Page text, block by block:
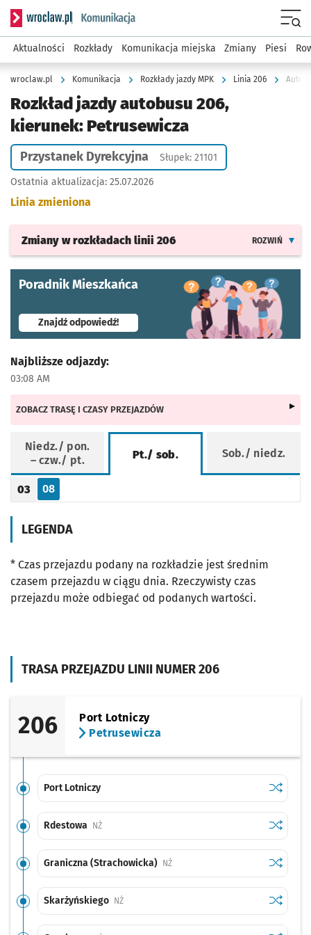
Serwis informacyjny wroclaw.pl podserwis: Komunikacja
Aktualności Rozkłady Komunikacja miejska Zmiany Piesi
wroclaw.pl Komunikacja Rozkłady jazdy MPK Linia 206
Rozkład jazdy autobusu 206,
kierunek: Petrusewicza
Przystanek Dyrekcyjna Słupek: 21101
Ostatnia aktualizacja: 25.07.2026
Linia zmieniona
Zmiany w rozkładach linii 206 ROZWIŃ
Poradnik Mieszkańca
Znajdź odpowiedź!- otworzy się w nowej karcie
TRASA PRZEJAZDU LINII NUMER 206
206
Port Lotniczy
Petrusewicza
Port Lotniczy Sprawdź
Port
Rdestowa NŻPrzystanek na życzenie Sprawdź
Graniczna (Strachowicka) NŻPrzystanek na życzenie Sprawdź
Skarżyńskiego NŻPrzystanek na życzenie Sprawdź
Najbliższe odjazdy:
03:08 AM
ZOBACZ TRASĘ I CZASY PRZEJAZDÓW
Niedz./ pon.
– czw./ pt.
Pt./ sob. Sob./ niedz.
Rozkład jazdy -
Godzina odjazdu
03
Odjazd
08
minut po godzinie 03
LEGENDA
* Czas przejazdu podany na rozkładzie jest średnim
czasem przejazdu w ciągu dnia. Rzeczywisty czas
przejazdu może odbiegać od podanych wartości.